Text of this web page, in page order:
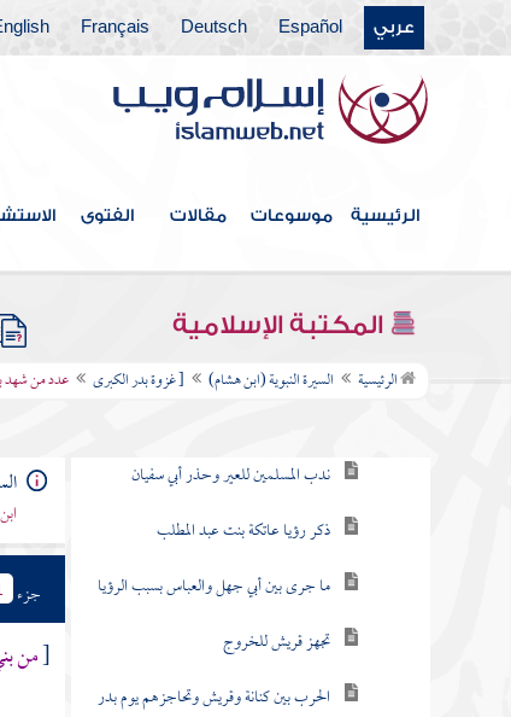
عربي Español
Deutsch
Français
الرئيسية موسوعات مقالات الفتوى
المكتبة الإسلامية
الرئيسية السيرة النبوية (ابن هشام) [ غزوة بدر الكبرى عدد من شهد
غزوة العشيرة
سرية سعد بن أبي وقاص
غزوة صفوان وهي غزوة بدر الأولى
عن الشهر الحرام "
[ غزوة بدر الكبرى
ندب المسلمين للعير وحذر أبي سفيان
ذكر رؤيا عاتكة بنت عبد المطلب
ما جرى بين أبي جهل والعباس بسبب الرؤيا
تجهز قريش للخروج
الحرب بين كنانة وقريش وتحاجزهم يوم بدر
جزء
[من